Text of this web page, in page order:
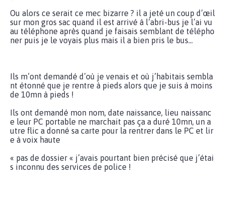
Ou alors ce serait ce mec bizarre ? il a jeté un coup d’œil
sur mon gros sac quand il est arrivé à l’abri-bus je l’ai vu
au téléphone après quand je faisais semblant de télépho
ner puis je le voyais plus mais il a bien pris le bus…
Ils m’ont demandé d’où je venais et où j’habitais sembla
nt étonné que je rentre à pieds alors que je suis à moins
de 10mn à pieds !
Ils ont demandé mon nom, date naissance, lieu naissanc
e leur PC portable ne marchait pas ça a duré 10mn, un a
utre flic a donné sa carte pour la rentrer dans le PC et lir
e à voix haute
« pas de dossier « j’avais pourtant bien précisé que j’étai
s inconnu des services de police !